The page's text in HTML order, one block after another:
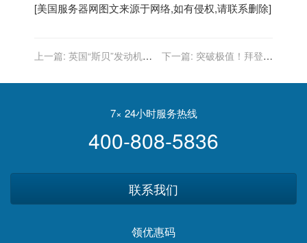
[美国服务器网图文来源于网络,如有侵权,请联系删除]
上一篇: 英国“斯贝”发动机究
战斗机、日本驱逐舰全都用
下一篇: 突破极值！拜登不
达到冷战后最通胀时刻
7× 24小时服务热线
400-808-5836
联系我们
领优惠码